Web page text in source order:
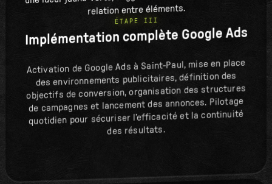
ÉTAPE III
Implémentation complète Google Ads
Activation de Google Ads à Saint-Paul, mise en place
des environnements publicitaires, définition des
objectifs de conversion, organisation des structures
de campagnes et lancement des annonces. Pilotage
quotidien pour sécuriser l’efficacité et la continuité
des résultats.